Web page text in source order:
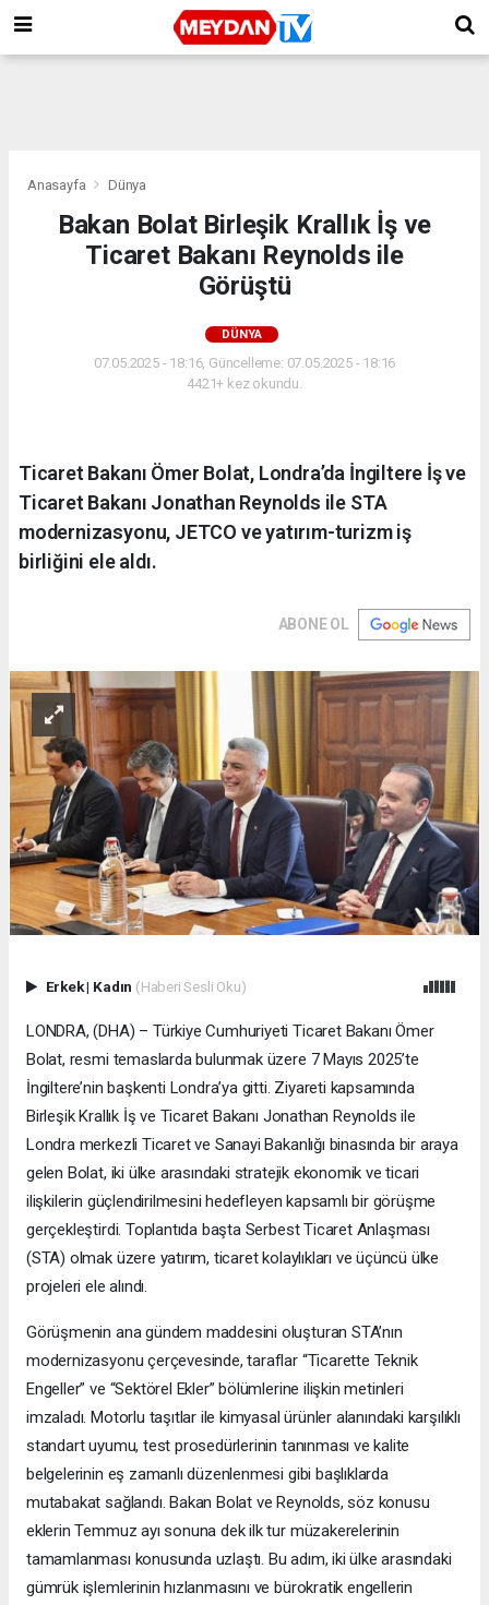
Anasayfa Dünya
Bakan Bolat Birleşik Krallık İş ve
Ticaret Bakanı Reynolds ile
Görüştü
DÜNYA
07.05.2025 - 18:16, Güncelleme: 07.05.2025 - 18:16
4421+ kez okundu.
Ticaret Bakanı Ömer Bolat, Londra’da İngiltere İş ve
Ticaret Bakanı Jonathan Reynolds ile STA
modernizasyonu, JETCO ve yatırım-turizm iş
birliğini ele aldı.
ABONE OL
Erkek| Kadın (Haberi Sesli Oku)
LONDRA, (DHA) – Türkiye Cumhuriyeti Ticaret Bakanı Ömer
Bolat, resmi temaslarda bulunmak üzere 7 Mayıs 2025’te
İngiltere’nin başkenti Londra’ya gitti. Ziyareti kapsamında
Birleşik Krallık İş ve Ticaret Bakanı Jonathan Reynolds ile
Londra merkezli Ticaret ve Sanayi Bakanlığı binasında bir araya
gelen Bolat, iki ülke arasındaki stratejik ekonomik ve ticari
ilişkilerin güçlendirilmesini hedefleyen kapsamlı bir görüşme
gerçekleştirdi. Toplantıda başta Serbest Ticaret Anlaşması
(STA) olmak üzere yatırım, ticaret kolaylıkları ve üçüncü ülke
projeleri ele alındı.
Görüşmenin ana gündem maddesini oluşturan STA’nın
modernizasyonu çerçevesinde, taraflar “Ticarette Teknik
Engeller” ve “Sektörel Ekler” bölümlerine ilişkin metinleri
imzaladı. Motorlu taşıtlar ile kimyasal ürünler alanındaki karşılıklı
standart uyumu, test prosedürlerinin tanınması ve kalite
belgelerinin eş zamanlı düzenlenmesi gibi başlıklarda
mutabakat sağlandı. Bakan Bolat ve Reynolds, söz konusu
eklerin Temmuz ayı sonuna dek ilk tur müzakerelerinin
tamamlanması konusunda uzlaştı. Bu adım, iki ülke arasındaki
gümrük işlemlerinin hızlanmasını ve bürokratik engellerin